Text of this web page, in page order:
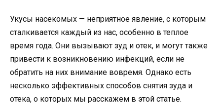
Укусы насекомых — неприятное явление, с которым
сталкивается каждый из нас, особенно в теплое
время года. Они вызывают зуд и отек, и могут также
привести к возникновению инфекций, если не
обратить на них внимание вовремя. Однако есть
несколько эффективных способов снятия зуда и
отека, о которых мы расскажем в этой статье.